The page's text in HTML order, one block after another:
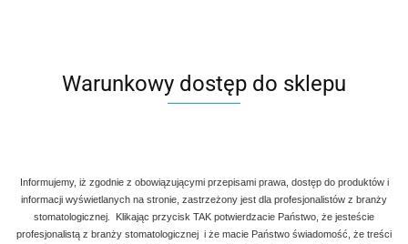
Warunkowy dostęp do sklepu
Informujemy, iż zgodnie z obowiązującymi przepisami prawa, dostęp do produktów i
informacji wyświetlanych na stronie, zastrzeżony jest dla profesjonalistów z branży
stomatologicznej. Klikając przycisk TAK potwierdzacie Państwo, że jesteście
profesjonalistą z branży stomatologicznej i że macie Państwo świadomość, że treści